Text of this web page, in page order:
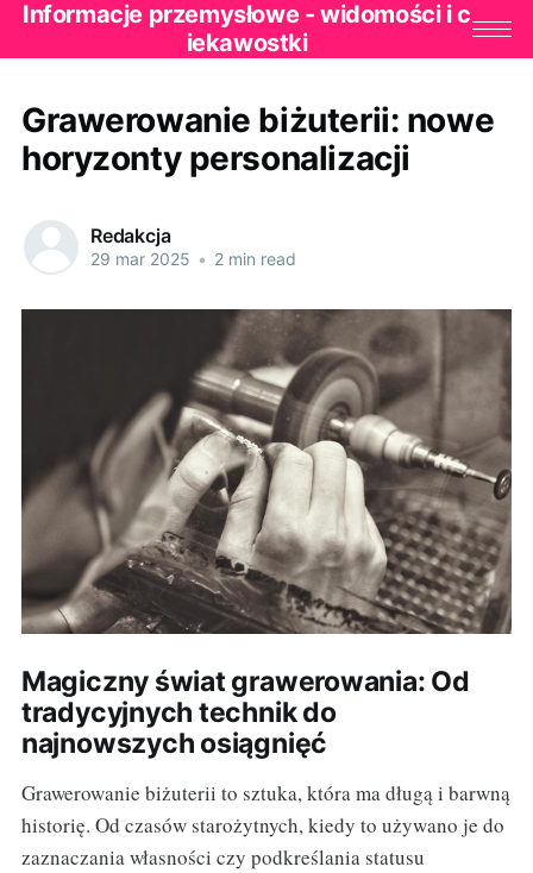
Informacje przemysłowe - widomości i c
iekawostki
Grawerowanie biżuterii: nowe
horyzonty personalizacji
Redakcja
29 mar 2025 • 2 min read
Magiczny świat grawerowania: Od
tradycyjnych technik do
najnowszych osiągnięć
Grawerowanie biżuterii to sztuka, która ma długą i barwną
historię. Od czasów starożytnych, kiedy to używano je do
zaznaczania własności czy podkreślania statusu